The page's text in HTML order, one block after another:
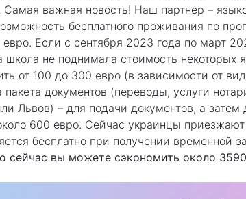
Самая важная новость! Наш партнер –
бесплатного проживания по
Если с сентября 2023 года по март
не поднимала стоимость некоторых
от 100 до 300 евро (в зависимости от
документов (переводы, услуги
Львов) – для подачи документов, а
600 евро. Сейчас украинцы
бесплатно при получении временной
вы можете сэкономить около